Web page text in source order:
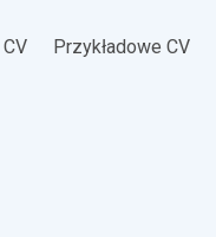
Przykładowe CV